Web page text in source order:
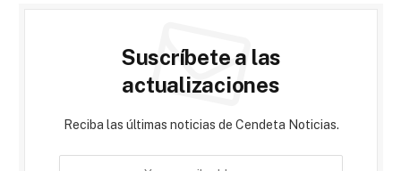
Suscríbete a las
actualizaciones
Reciba las últimas noticias de Cendeta Noticias.